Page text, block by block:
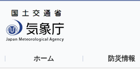
ホーム 防災情報